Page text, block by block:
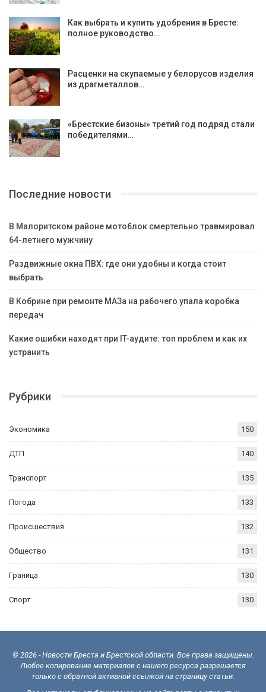
Как выбрать и купить удобрения в Бресте:
полное руководство…
Расценки на скупаемые у белорусов изделия
из драгметаллов…
«Брестские бизоны» третий год подряд стали
победителями…
Последние новости
В Малоритском районе мотоблок смертельно травмировал
64-летнего мужчину
Раздвижные окна ПВХ: где они удобны и когда стоит
выбрать
В Кобрине при ремонте МАЗа на рабочего упала коробка
передач
Какие ошибки находят при IT-аудите: топ проблем и как их
устранить
Рубрики
Экономика 150
ДТП 140
Транспорт 135
Погода 133
Происшествия 132
Общество 131
Граница 130
Спорт 130
© 2026 - Новости Бреста и Брестской области. Все права защищены.
Любое копирование материалов с нашего ресурса разрешается
только с обратной активной ссылкой на страницу статьи.